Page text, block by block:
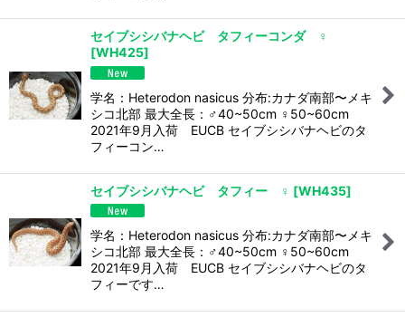
セイブシシバナヘビ タフィーコンダ ♀
[WH425]
学名：Heterodon nasicus 分布:カナダ南部〜メキ
シコ北部 最大全長：♂40~50cm ♀50~60cm
2021年9月入荷 EUCB セイブシシバナヘビのタ
フィーコン…
セイブシシバナヘビ タフィー ♀ [WH435]
学名：Heterodon nasicus 分布:カナダ南部〜メキ
シコ北部 最大全長：♂40~50cm ♀50~60cm
2021年9月入荷 EUCB セイブシシバナヘビのタ
フィーです…